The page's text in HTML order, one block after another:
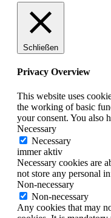
Schließen
Privacy Overview
This website uses
the working of basic
your consent. You also
Necessary
Necessary
immer aktiv
Necessary cookies are
not store any personal
Non-necessary
Non-necessary
Any cookies that may